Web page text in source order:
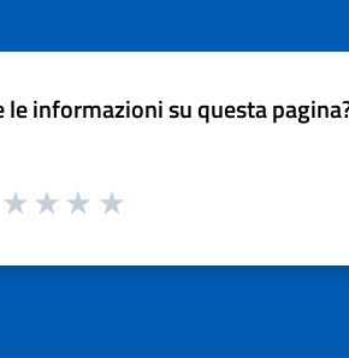
le informazioni su questa